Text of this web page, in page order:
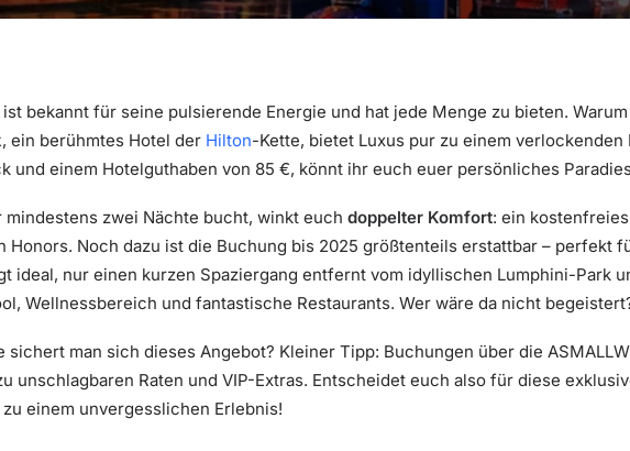
ist bekannt für seine pulsierende Energie und hat jede Menge zu bieten.
, ein berühmtes Hotel der Hilton-Kette, bietet Luxus pur zu einem
und einem Hotelguthaben von 85 €, könnt ihr euch euer persönliches
mindestens zwei Nächte bucht, winkt euch doppelter Komfort: ein
Honors. Noch dazu ist die Buchung bis 2025 größtenteils erstattbar – perfekt
ideal, nur einen kurzen Spaziergang entfernt vom idyllischen Lumphini-Park
Wellnessbereich und fantastische Restaurants. Wer wäre da nicht
sichert man sich dieses Angebot? Kleiner Tipp: Buchungen über die
unschlagbaren Raten und VIP-Extras. Entscheidet euch also für diese
zu einem unvergesslichen Erlebnis!